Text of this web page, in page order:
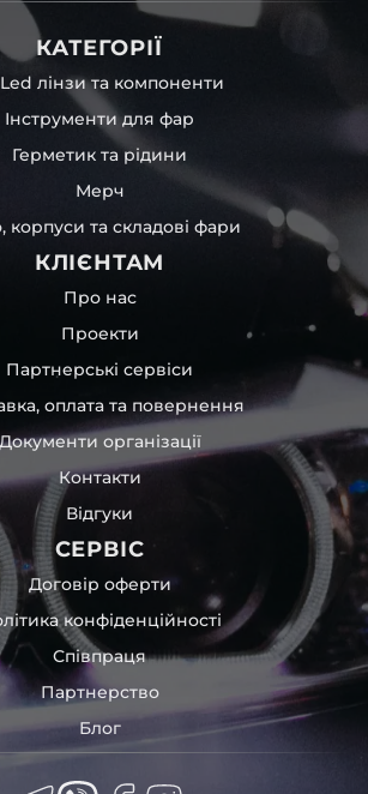
КАТЕГОРІЇ
лінзи та компоненти
Інструменти для фар
Герметик та рідини
Мерч
корпуси та складові фари
КЛІЄНТАМ
Про нас
Проекти
Партнерські сервіси
оплата та повернення
організації
Контакти
Відгуки
СЕРВІС
Договір оферти
конфіденційності
Співпраця
Партнерство
Блог